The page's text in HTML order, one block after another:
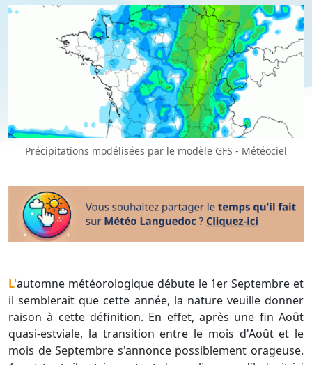
Précipitations modélisées par le modèle GFS - Météociel
L'automne météorologique débute le 1er Septembre et
il semblerait que cette année, la nature veuille donner
raison à cette définition. En effet, après une fin Août
quasi-estviale, la transition entre le mois d'Août et le
mois de Septembre s'annonce possiblement orageuse.